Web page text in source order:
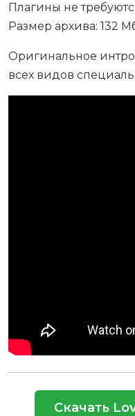
Плагины не
Размер архива: 132
Оригинальное
всех видов
Скачать